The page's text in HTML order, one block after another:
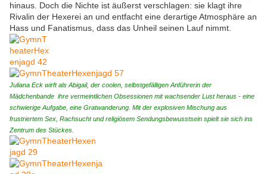
hinaus. Doch die Nichte ist äußerst verschlagen: sie klagt ihre
Rivalin der Hexerei an und entfacht eine derartige Atmosphäre an
Hass und Fanatismus, dass das Unheil seinen Lauf nimmt.
Juliana Eck wirft als Abigail, der coolen, selbstgefälligen Anführerin der
Mädchenbande ihre vermeintlichen Obsessionen mit wachsender Lust heraus - eine
schwierige Aufgabe, eine Gratwanderung. Mit der explosiven Mischung aus
frustriertem Sex, Rachsucht und religiösem Sendungsbewusstsein spielt sie sich ins
Zentrum des Stückes.